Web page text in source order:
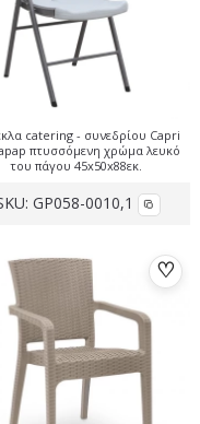
GP058-0010,1
catering - συνεδρίου Capri
πτυσσόμενη χρώμα λευκό
του πάγου 45x50x88εκ.
♡